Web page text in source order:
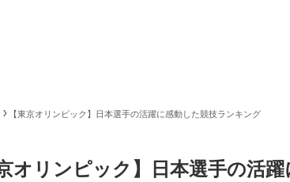
【東京オリンピック】日本選手の活躍に感動した競技ランキング
京オリンピック】日本選手の活